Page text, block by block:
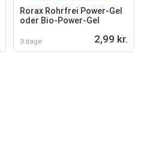
Rorax Rohrfrei Power-Gel
oder Bio-Power-Gel
3 dage 2,99 kr.